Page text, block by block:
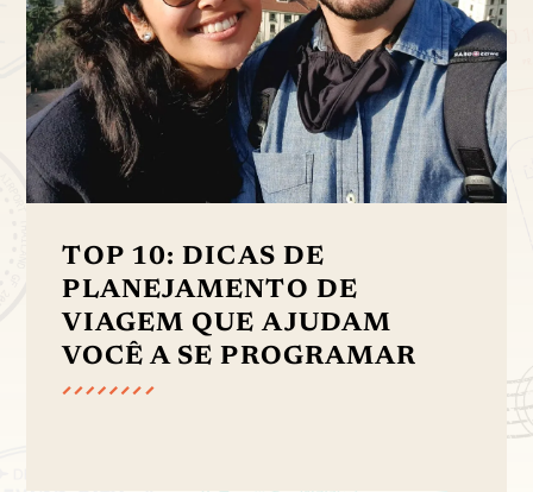
TOP 10: DICAS DE
PLANEJAMENTO DE
VIAGEM QUE AJUDAM
VOCÊ A SE PROGRAMAR